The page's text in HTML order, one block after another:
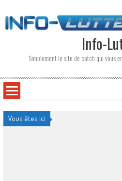
to
content
Info-
Simplement le site de catch qui vous
Vous êtes ici